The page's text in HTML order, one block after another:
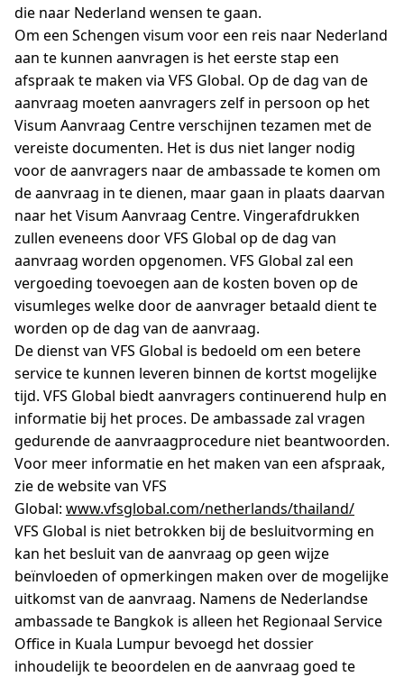
die naar Nederland wensen te gaan.
Om een Schengen visum voor een reis naar Nederland
aan te kunnen aanvragen is het eerste stap een
afspraak te maken via VFS Global. Op de dag van de
aanvraag moeten aanvragers zelf in persoon op het
Visum Aanvraag Centre verschijnen tezamen met de
vereiste documenten. Het is dus niet langer nodig
voor de aanvragers naar de ambassade te komen om
de aanvraag in te dienen, maar gaan in plaats daarvan
naar het Visum Aanvraag Centre. Vingerafdrukken
zullen eveneens door VFS Global op de dag van
aanvraag worden opgenomen. VFS Global zal een
vergoeding toevoegen aan de kosten boven op de
visumleges welke door de aanvrager betaald dient te
worden op de dag van de aanvraag.
De dienst van VFS Global is bedoeld om een betere
service te kunnen leveren binnen de kortst mogelijke
tijd. VFS Global biedt aanvragers continuerend hulp en
informatie bij het proces. De ambassade zal vragen
gedurende de aanvraagprocedure niet beantwoorden.
Voor meer informatie en het maken van een afspraak,
zie de website van VFS
Global: www.vfsglobal.com/netherlands/thailand/
VFS Global is niet betrokken bij de besluitvorming en
kan het besluit van de aanvraag op geen wijze
beïnvloeden of opmerkingen maken over de mogelijke
uitkomst van de aanvraag. Namens de Nederlandse
ambassade te Bangkok is alleen het Regionaal Service
Office in Kuala Lumpur bevoegd het dossier
inhoudelijk te beoordelen en de aanvraag goed te